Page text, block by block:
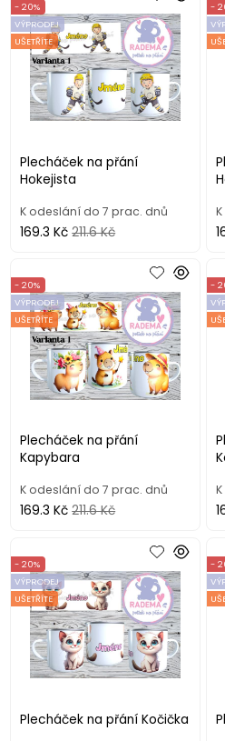
Plecháček na přání
Hokejista
- 20%
VÝPRODEJ
UŠETŘÍTE
K odeslání do 7 prac. dnů
169.3 Kč 211.6 Kč
-
Plecháček na přání
Kapybara
- 20%
VÝPRODEJ
UŠETŘÍTE
K odeslání do 7 prac. dnů
169.3 Kč 211.6 Kč
-
Plecháček na přání Kočička
- 20%
VÝPRODEJ
UŠETŘÍTE
-